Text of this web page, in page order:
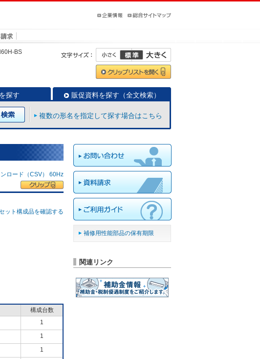
BS
探す 販促資料を探す（全文検索）
複数の形名を指定して探す場合はこちら
ロード（CSV） 60Hz
ット構成品を確認する
構成台数
1
1
1
補修用性能部品の保有期限
関連リンク